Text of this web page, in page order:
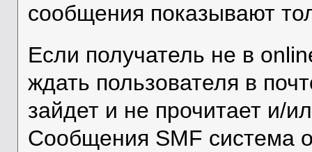
сообщения показывают
Если получатель не в
ждать пользователя в
зайдет и не прочитает и/
Сообщения SMF система